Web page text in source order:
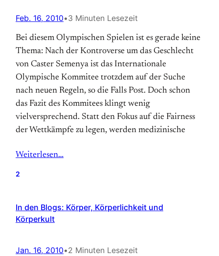
Feb. 16, 2010•3 Minuten Lesezeit
Bei diesem Olympischen Spielen ist es gerade keine
Thema: Nach der Kontroverse um das Geschlecht
von Caster Semenya ist das Internationale
Olympische Kommitee trotzdem auf der Suche
nach neuen Regeln, so die Falls Post. Doch schon
das Fazit des Kommitees klingt wenig
vielversprechend. Statt den Fokus auf die Fairness
der Wettkämpfe zu legen, werden medizinische
Weiterlesen…
2
In den Blogs: Körper, Körperlichkeit und
Körperkult
Jan. 16, 2010•2 Minuten Lesezeit